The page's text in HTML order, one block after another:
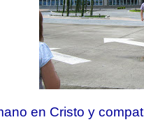
en Cristo y